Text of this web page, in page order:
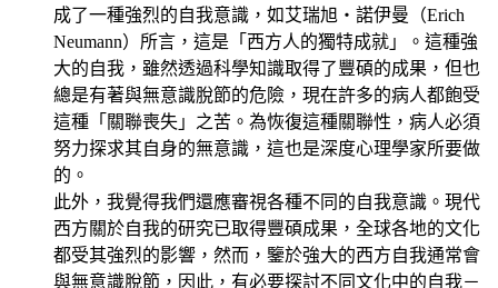
成了一種強烈的自我意識，如艾瑞旭・諾伊曼（Erich
Neumann）所言，這是「西方人的獨特成就」。這種強
大的自我，雖然透過科學知識取得了豐碩的成果，但也
總是有著與無意識脫節的危險，現在許多的病人都飽受
這種「關聯喪失」之苦。為恢復這種關聯性，病人必須
努力探求其自身的無意識，這也是深度心理學家所要做
的。
此外，我覺得我們還應審視各種不同的自我意識。現代
西方關於自我的研究已取得豐碩成果，全球各地的文化
都受其強烈的影響，然而，鑒於強大的西方自我通常會
與無意識脫節，因此，有必要探討不同文化中的自我－